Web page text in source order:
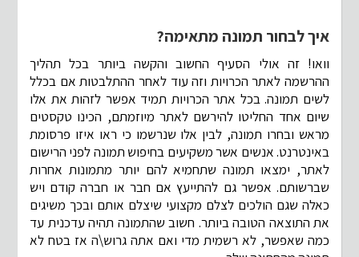
איך לבחור תמונה מתאימה?
וואו! זה אולי הסעיף החשוב והקשה ביותר בכל תהליך
ההרשמה לאתר הכרויות וזה עוד לאחר ההתלבטות אם בכלל
לשים תמונה. בכל אתר הכרויות תמיד אפשר לזהות את אלו
שיום אחד החליטו להירשם לאתר מיוזמתם, הכינו טקסטים
מראש ובחרו תמונה, לבין אלו שנרשמו כי ראו איזו פרסומת
באינטרנט. אנשים אשר משקיעים בחיפוש תמונה לפני הרישום
לאתר, ימצאו תמונה שתחמיא להם יותר מתמונות אחרות
שברשותם. אפשר גם להתייעץ אם חבר או חברה קודם ויש
כאלה שגם הולכים לצלם מקצועי שיצלם אותם ובכך משיגים
את התוצאה הטובה ביותר. חשוב שהתמונה תהיה עדכנית עד
כמה שאפשר, לא רשמית מדי ואם אתה גרוש\ה אז בטח לא